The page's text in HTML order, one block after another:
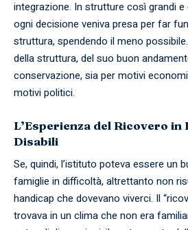
integrazione. In strutture così grandi
ogni decisione veniva presa per far
struttura, spendendo il meno
della struttura, del suo buon
conservazione, sia per motivi
motivi politici.
L’Esperienza del Ricovero
Disabili
Se, quindi, l’istituto poteva essere un
famiglie in difficoltà, altrettanto non
handicap che dovevano viverci. Il
trovava in un clima che non era